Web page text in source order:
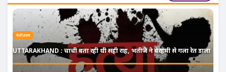
नैनीताल
UTTARAKHAND : चाची बता रही थी सही राह, भतीजे ने बेरहमी से गला रेत डाला